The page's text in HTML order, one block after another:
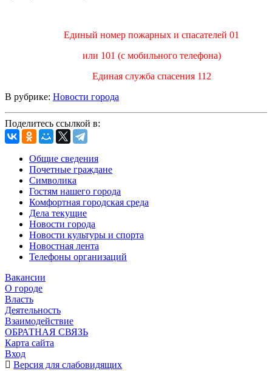
Единый номер пожарных и спасателей 01
или 101 (с мобильного телефона)
Единая служба спасения 112
В рубрике: Новости города
Поделитесь ссылкой в:
Общие сведения
Почетные граждане
Символика
Гостям нашего города
Комфортная городская среда
Дела текущие
Новости города
Новости культуры и спорта
Новостная лента
Телефоны организаций
Вакансии
О городе
Власть
Деятельность
Взаимодействие
ОБРАТНАЯ СВЯЗЬ
Карта сайта
Вход
Версия для слабовидящих